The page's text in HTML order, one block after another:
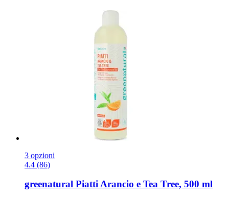
3 opzioni
4.4 (86)
greenatural Piatti Arancio e Tea Tree, 500 ml